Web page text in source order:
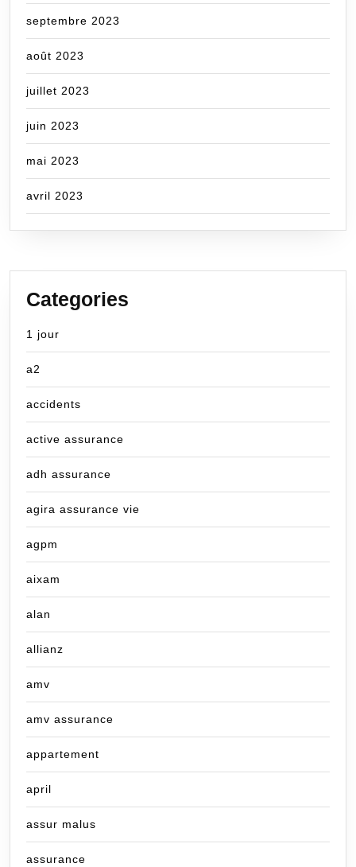
septembre 2023
août 2023
juillet 2023
juin 2023
mai 2023
avril 2023
Categories
1 jour
a2
accidents
active assurance
adh assurance
agira assurance vie
agpm
aixam
alan
allianz
amv
amv assurance
appartement
april
assur malus
assurance